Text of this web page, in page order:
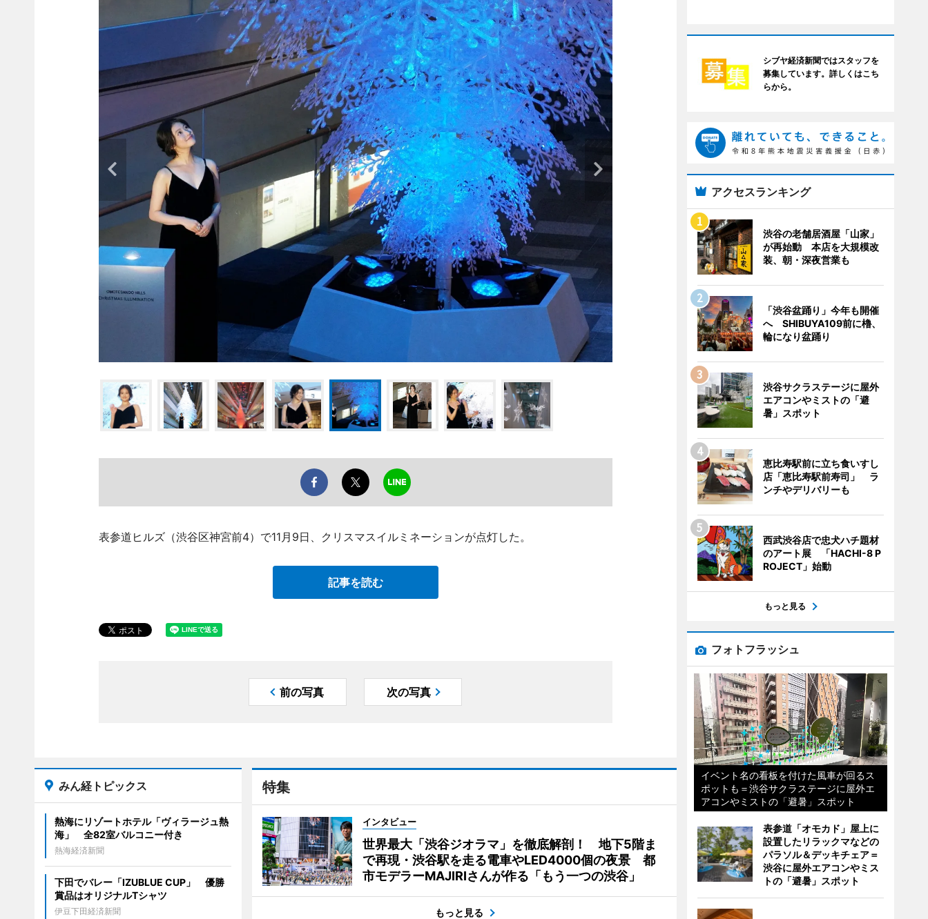
表参道ヒルズ（渋谷区神宮前4）で11月9日、クリスマスイルミネーションが点灯した。
記事を読む
前の写真 次の写真
特集
インタビュー
世界最大「渋谷ジオラマ」を徹底解剖！ 地下5階ま
で再現・渋谷駅を走る電車やLED4000個の夜景 都
市モデラーMAJIRIさんが作る「もう一つの渋谷」
もっと見る
みん経トピックス
熱海にリゾートホテル「ヴィラージュ熱
海」 全82室バルコニー付き
熱海経済新聞
下田でバレー「IZUBLUE CUP」 優勝
賞品はオリジナルTシャツ
伊豆下田経済新聞
シブヤ経済新聞ではスタッフを
募集しています。詳しくはこち
らから。
アクセスランキング
渋谷の老舗居酒屋「山家」
が再始動 本店を大規模改
装、朝・深夜営業も
「渋谷盆踊り」今年も開催
へ SHIBUYA109前に櫓、
輪になり盆踊り
渋谷サクラステージに屋外
エアコンやミストの「避
暑」スポット
恵比寿駅前に立ち食いすし
店「恵比寿駅前寿司」 ラ
ンチやデリバリーも
西武渋谷店で忠犬ハチ題材
のアート展 「HACHI-8 P
ROJECT」始動
もっと見る
フォトフラッシュ
イベント名の看板を付けた風車が回るス
ポットも＝渋谷サクラステージに屋外エ
アコンやミストの「避暑」スポット
表参道「オモカド」屋上に
設置したリラックマなどの
パラソル＆デッキチェア＝
渋谷に屋外エアコンやミス
トの「避暑」スポット